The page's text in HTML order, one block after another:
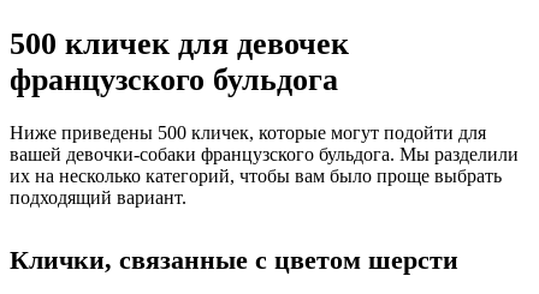
500 кличек для девочек
французского бульдога
Ниже приведены 500 кличек, которые могут подойти для
вашей девочки-собаки французского бульдога. Мы разделили
их на несколько категорий, чтобы вам было проще выбрать
подходящий вариант.
Клички, связанные с цветом шерсти